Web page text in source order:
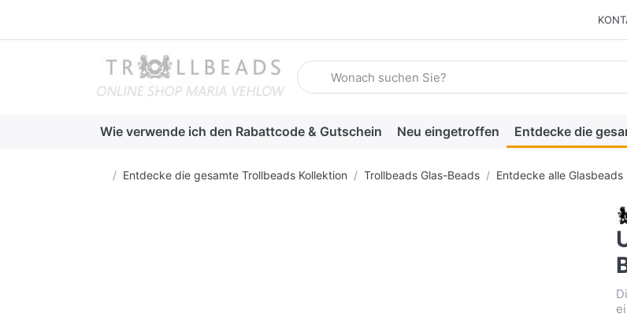
Geben Sie einen Suchbegriff ein. Während Sie tippen,
Wie verwende ich den Rabattcode & Gutschein Neu eingetroffen Entdecke die
Startseite
Entdecke die gesamte Trollbeads Kollektion Trollbeads Glas-Beads Entdecke alle Glasbeads